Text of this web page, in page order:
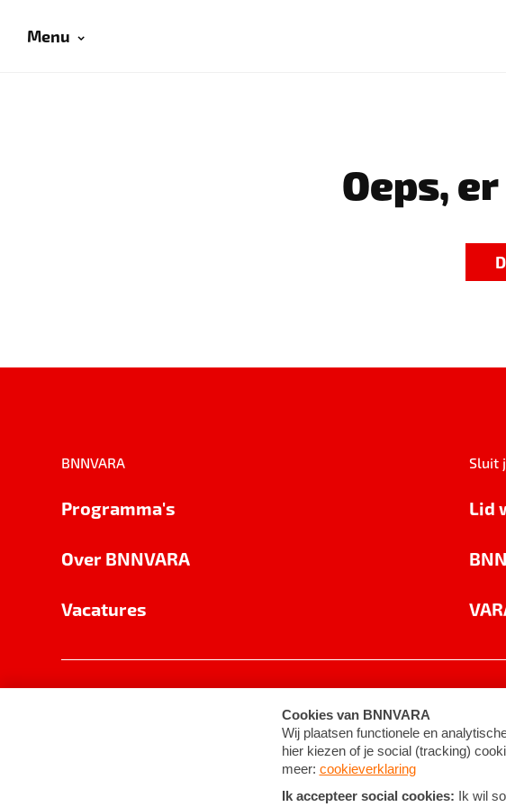
Menu
Oeps,
BNNVARA
Programma's
Over BNNVARA
Vacatures
Sluit
Lid
Cookie-instellingen Algemene